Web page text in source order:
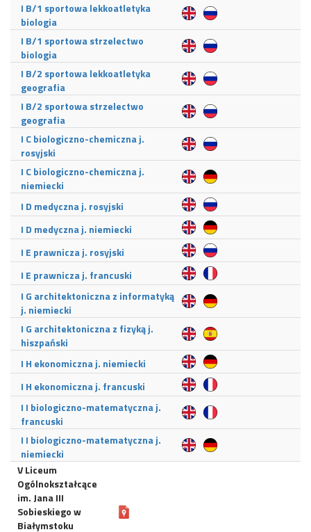
I B/1 sportowa lekkoatletyka
biologia
I B/1 sportowa strzelectwo
biologia
I B/2 sportowa lekkoatletyka
geografia
I B/2 sportowa strzelectwo
geografia
I C biologiczno-chemiczna j.
rosyjski
I C biologiczno-chemiczna j.
niemiecki
I D medyczna j. rosyjski
I D medyczna j. niemiecki
I E prawnicza j. rosyjski
I E prawnicza j. francuski
I G architektoniczna z informatyką
j. niemiecki
I G architektoniczna z fizyką j.
hiszpański
I H ekonomiczna j. niemiecki
I H ekonomiczna j. francuski
I I biologiczno-matematyczna j.
francuski
I I biologiczno-matematyczna j.
niemiecki
V Liceum
Ogólnokształcące
im. Jana III
Sobieskiego w
Białymstoku